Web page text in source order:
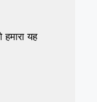
यह